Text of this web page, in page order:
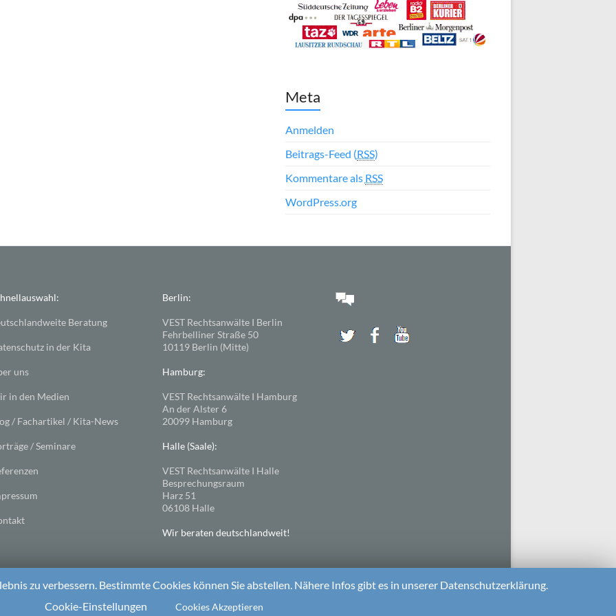
Meta
Anmelden
Beitrags-Feed (RSS)
Kommentare als RSS
WordPress.org
Beratung
in der Kita
uns
in den Medien
/ Fachartikel / Kita-News
/ Seminare
Berlin:
VEST Rechtsanwälte I Berlin
Fehrbelliner Straße 50
10119 Berlin (Mitte)
Hamburg:
VEST Rechtsanwälte I Hamburg
An der Alster 6
20099 Hamburg
Halle (Saale):
VEST Rechtsanwälte I Halle
Besprechungsraum
Harz 51
06108 Halle
Wir beraten deutschlandweit!
zu verbessern. Bestimmte Cookies können Sie abstellen. Nähere Infos gibt es in unserer Datenschutzerklärung.
Cookie-Einstellungen
Cookies Akzeptieren